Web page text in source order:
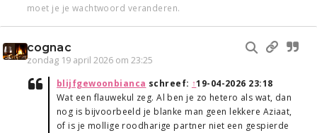
moet je je wachtwoord veranderen.
cognac
zondag 19 april 2026 om 23:25
blijfgewoonbianca schreef: ↑19-04-2026 23:18
Wat een flauwekul zeg. Al ben je zo hetero als wat, dan
nog is bijvoorbeeld je blanke man geen lekkere Aziaat,
of is je mollige roodharige partner niet een gespierde